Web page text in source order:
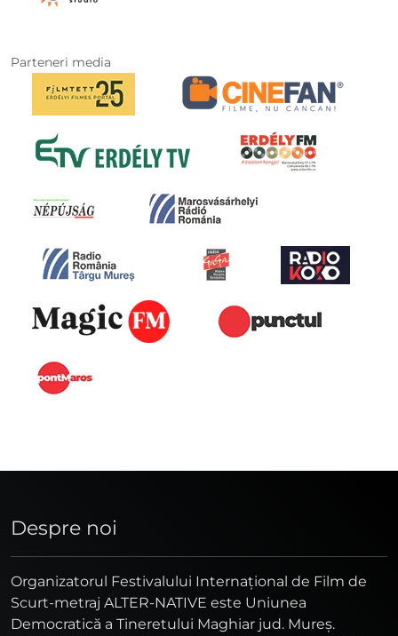
Parteneri media
Despre noi
Organizatorul Festivalului Internaţional de Film de
Scurt-metraj ALTER-NATIVE este Uniunea
Democratică a Tineretului Maghiar jud. Mureş.